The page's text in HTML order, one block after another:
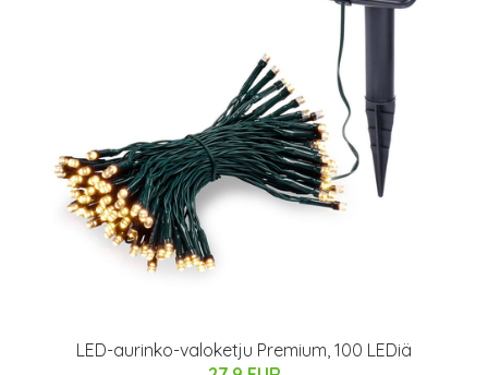
LED-aurinko-valoketju Premium, 100 LEDiä